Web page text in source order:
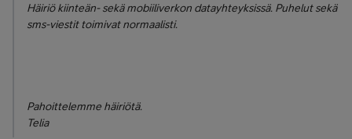
Häiriö kiinteän- sekä mobiiliverkon datayhteyksissä. Puhelut sekä
sms-viestit toimivat normaalisti.
Pahoittelemme häiriötä.
Telia